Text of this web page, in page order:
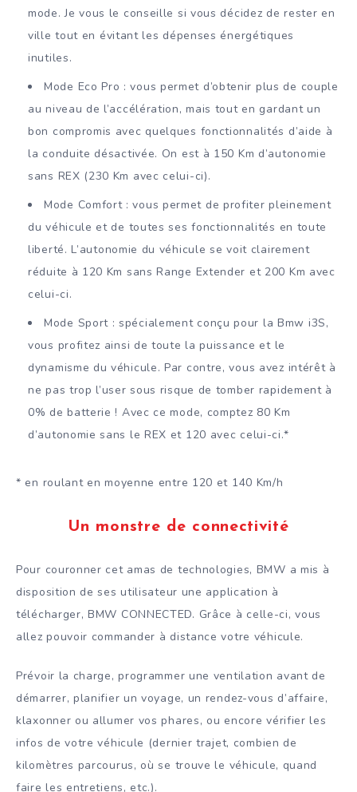
mode. Je vous le conseille si vous décidez de rester en
ville tout en évitant les dépenses énergétiques
inutiles.
Mode Eco Pro : vous permet d’obtenir plus de couple
au niveau de l’accélération, mais tout en gardant un
bon compromis avec quelques fonctionnalités d’aide à
la conduite désactivée. On est à 150 Km d’autonomie
sans REX (230 Km avec celui-ci).
Mode Comfort : vous permet de profiter pleinement
du véhicule et de toutes ses fonctionnalités en toute
liberté. L’autonomie du véhicule se voit clairement
réduite à 120 Km sans Range Extender et 200 Km avec
celui-ci.
Mode Sport : spécialement conçu pour la Bmw i3S,
vous profitez ainsi de toute la puissance et le
dynamisme du véhicule. Par contre, vous avez intérêt à
ne pas trop l’user sous risque de tomber rapidement à
0% de batterie ! Avec ce mode, comptez 80 Km
d’autonomie sans le REX et 120 avec celui-ci.*
* en roulant en moyenne entre 120 et 140 Km/h
Un monstre de connectivité
Pour couronner cet amas de technologies, BMW a mis à
disposition de ses utilisateur une application à
télécharger, BMW CONNECTED. Grâce à celle-ci, vous
allez pouvoir commander à distance votre véhicule.
Prévoir la charge, programmer une ventilation avant de
démarrer, planifier un voyage, un rendez-vous d’affaire,
klaxonner ou allumer vos phares, ou encore vérifier les
infos de votre véhicule (dernier trajet, combien de
kilomètres parcourus, où se trouve le véhicule, quand
faire les entretiens, etc.).